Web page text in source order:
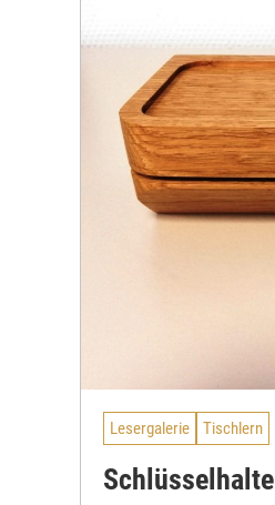
Lesergalerie Tischlern